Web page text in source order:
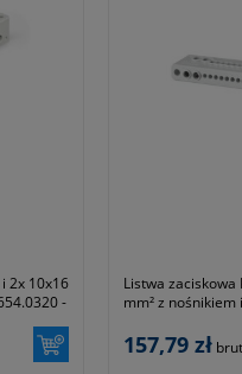
2x 10x16
-
Listwa zaciskowa
mm² z
157,79 zł